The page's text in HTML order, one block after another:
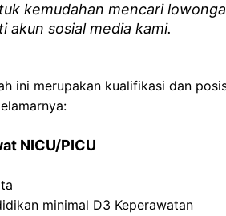
kemudahan mencari
akun sosial media kami.
ini merupakan kualifikasi dan
NICU/PICU
minimal D3 Keperawatan